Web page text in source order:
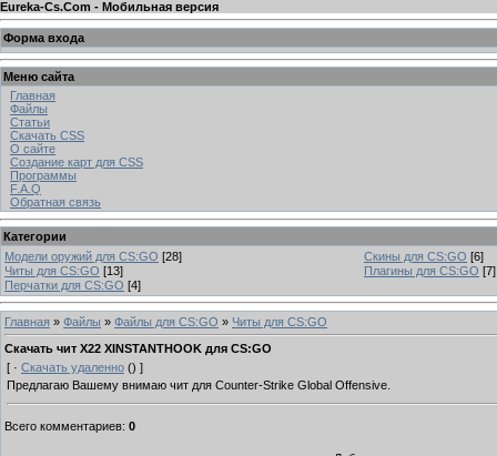
Eureka-Cs.Com - Мобильная версия
Форма входа
Меню сайта
Главная
Файлы
Статьи
Скачать CSS
О сайте
Создание карт для CSS
Программы
F.A.Q
Обратная связь
Категории
Модели оружий для CS:GO [28] Скины для CS:GO [6]
Читы для CS:GO [13] Плагины для CS:GO [7]
Перчатки для CS:GO [4]
Главная » Файлы » Файлы для CS:GO » Читы для CS:GO
Скачать чит X22 XINSTANTHOOK для CS:GO
[ · Скачать удаленно () ]
Предлагаю Вашему внимаю чит для Counter-Strike Global Offensive.
Всего комментариев: 0